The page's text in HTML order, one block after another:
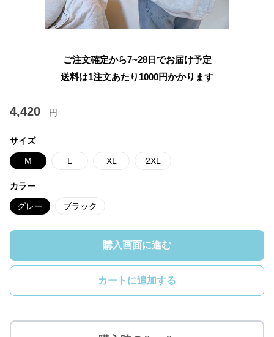
ご注文確定から7~28日でお届け予定
送料は1注文あたり 1000円かかります
4,420 円
サイズ
M L XL 2XL
カラー
グレー ブラック
購入画面に進む
カートに追加する